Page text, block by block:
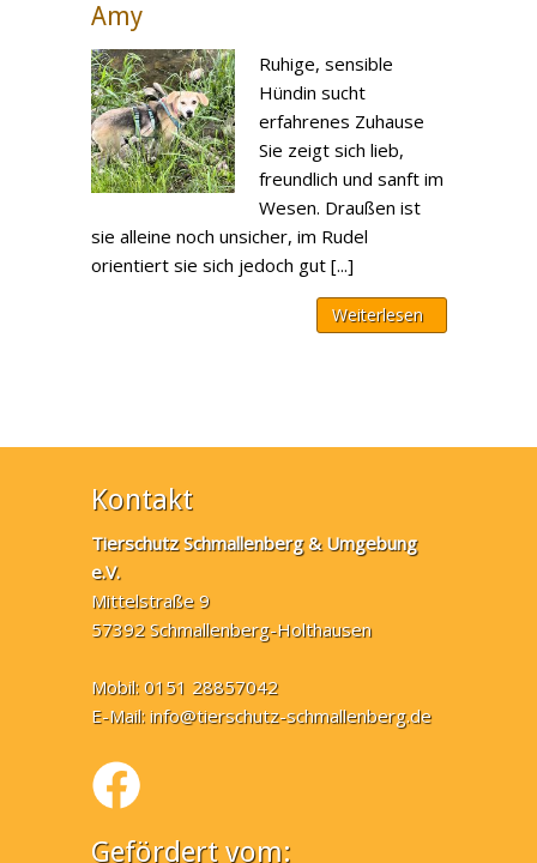
Amy
Ruhige, sensible
Hündin sucht
erfahrenes Zuhause
Sie zeigt sich lieb,
freundlich und sanft im
Wesen. Draußen ist
sie alleine noch unsicher, im Rudel
orientiert sie sich jedoch gut [...]
Weiterlesen
Kontakt
Tierschutz Schmallenberg & Umgebung
e.V.
Mittelstraße 9
57392 Schmallenberg-Holthausen
Mobil: 0151 28857042
E-Mail:info@tierschutz-schmallenberg.de
Gefördert vom: